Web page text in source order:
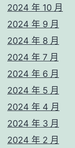
2024 年 10 月
2024 年 9 月
2024 年 8 月
2024 年 7 月
2024 年 6 月
2024 年 5 月
2024 年 4 月
2024 年 3 月
2024 年 2 月